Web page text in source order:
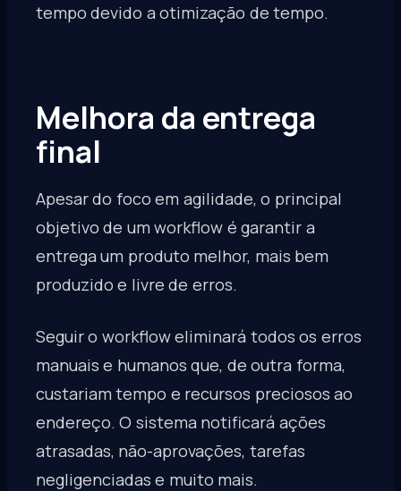
tempo devido a otimização de tempo.
Melhora da entrega
final
Apesar do foco em agilidade, o principal
objetivo de um workflow é garantir a
entrega um produto melhor, mais bem
produzido e livre de erros.
Seguir o workflow eliminará todos os erros
manuais e humanos que, de outra forma,
custariam tempo e recursos preciosos ao
endereço. O sistema notificará ações
atrasadas, não-aprovações, tarefas
negligenciadas e muito mais.